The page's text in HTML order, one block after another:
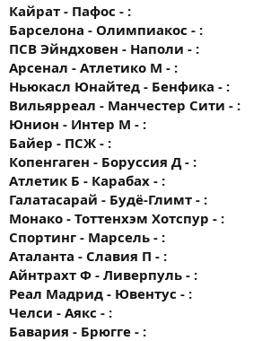
Кайрат - Пафос - :
Барселона - Олимпиакос - :
ПСВ Эйндховен - Наполи - :
Арсенал - Атлетико М - :
Ньюкасл Юнайтед - Бенфика - :
Вильярреал - Манчестер Сити - :
Юнион - Интер М - :
Байер - ПСЖ - :
Копенгаген - Боруссия Д - :
Атлетик Б - Карабах - :
Галатасарай - Будё-Глимт - :
Монако - Тоттенхэм Хотспур - :
Спортинг - Марсель - :
Аталанта - Славия П - :
Айнтрахт Ф - Ливерпуль - :
Реал Мадрид - Ювентус - :
Челси - Аякс - :
Бавария - Брюгге - :